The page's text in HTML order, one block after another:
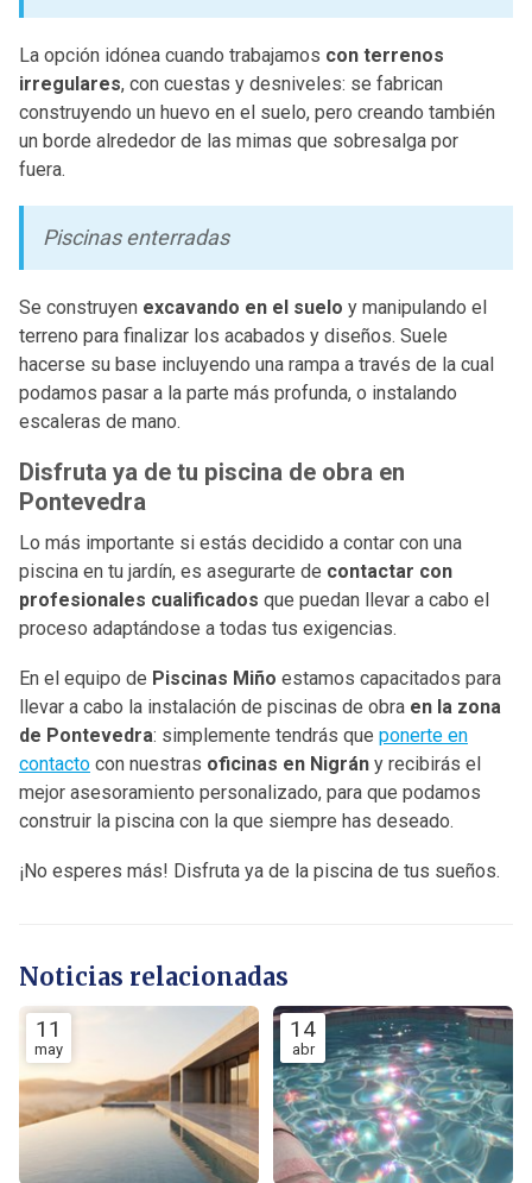
La opción idónea cuando trabajamos con terrenos
irregulares, con cuestas y desniveles: se fabrican
construyendo un huevo en el suelo, pero creando también
un borde alrededor de las mimas que sobresalga por
fuera.
Piscinas enterradas
Se construyen excavando en el suelo y manipulando el
terreno para finalizar los acabados y diseños. Suele
hacerse su base incluyendo una rampa a través de la cual
podamos pasar a la parte más profunda, o instalando
escaleras de mano.
Disfruta ya de tu piscina de obra en
Pontevedra
Lo más importante si estás decidido a contar con una
piscina en tu jardín, es asegurarte de contactar con
profesionales cualificados que puedan llevar a cabo el
proceso adaptándose a todas tus exigencias.
En el equipo de Piscinas Miño estamos capacitados para
llevar a cabo la instalación de piscinas de obra en la zona
de Pontevedra: simplemente tendrás que ponerte en
contacto con nuestras oficinas en Nigrán y recibirás el
mejor asesoramiento personalizado, para que podamos
construir la piscina con la que siempre has deseado.
¡No esperes más! Disfruta ya de la piscina de tus sueños.
Noticias relacionadas
11
may
14
abr